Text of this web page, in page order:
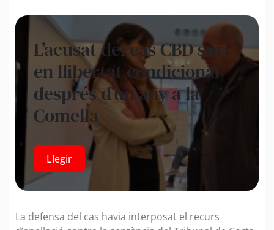
L’acusat del cas CBD surt
en llibertat condicional
després d’un any a la
Comella
Llegir
La defensa del cas havia interposat el recurs